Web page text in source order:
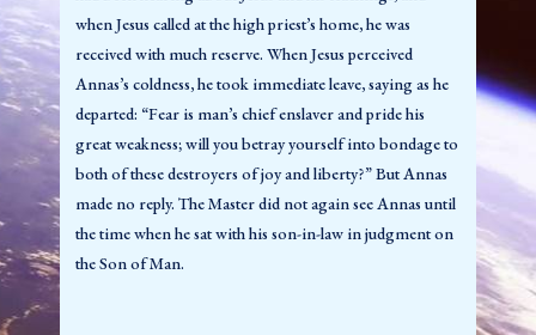
142:1.7 (1596.9) Além de ensinar dentro do templo e
próximo a ele, os apóstolos e outros crentes estavam
empenhados em realizar muito trabalho pessoal entre as
multidões da Páscoa. Estes homens e mulheres
interessados levaram as notícias da mensagem de Jesus
desta celebração da Páscoa aos confins do Império
Romano e também ao Oriente. Este foi o início da
propagação do evangelho do reino para o mundo
when Jesus called at the high priest’s home, he was
received with much reserve. When Jesus perceived
Annas’s coldness, he took immediate leave, saying as he
departed: “Fear is man’s chief enslaver and pride his
great weakness; will you betray yourself into bondage to
both of these destroyers of joy and liberty?” But Annas
made no reply. The Master did not again see Annas until
the time when he sat with his son-in-law in judgment on
the Son of Man.